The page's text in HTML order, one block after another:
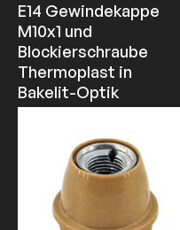
E14 Gewindekappe
M10x1 und
Blockierschraube
Thermoplast in
Bakelit-Optik